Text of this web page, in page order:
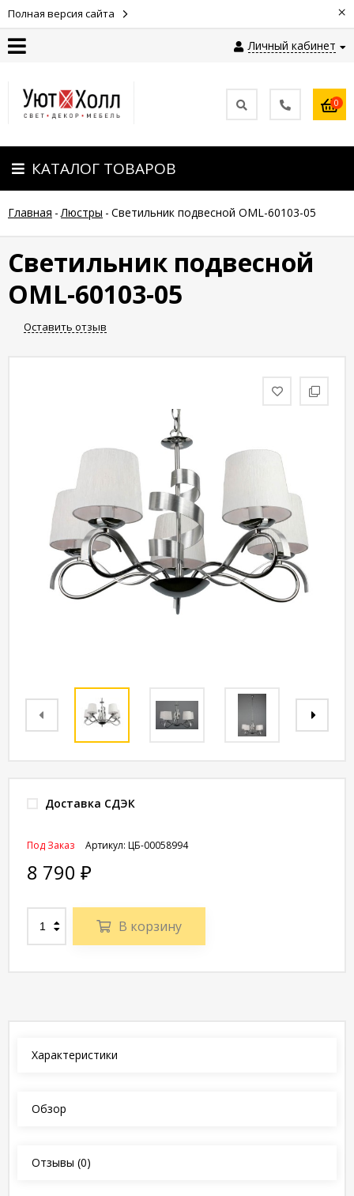
Полная версия сайта ×
Личный кабинет
Оплата
Доставка
Гарантия
возврат
Новости
конфиденциальности
Отделка
0
КАТАЛОГ ТОВАРОВ
Главная - Люстры - Светильник подвесной OML-60103-05
Светильник подвесной
OML-60103-05
Оставить отзыв
Доставка СДЭК
Артикул: ЦБ-00058994
Под Заказ
8 790 ₽
В корзину
Характеристики
Обзор
Отзывы (0)